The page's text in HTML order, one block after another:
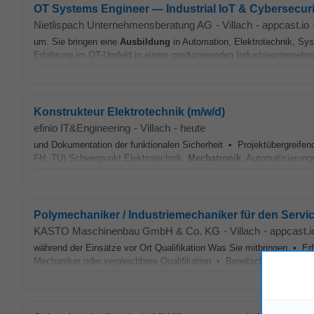
OT Systems Engineer — Industrial IoT &
Nietlispach Unternehmensberatung AG - Villach - appcast.io
um. Sie bringen eine Ausbildung in Automation, Elektrotechnik,
Erfahrung im OT-Umfeld in einem produzierenden
Konstrukteur Elektrotechnik (m/w/d)
efinio IT&Engineering - Villach - heute
und Dokumentation der funktionalen Sicherheit •
FH, TU) Schwerpunkt Elektrotechnik, Mechatronik ,
Polymechaniker / Industriemechaniker für den
KASTO Maschinenbau GmbH & Co. KG - Villach -
während der Einsätze vor Ort Qualifikation Was Sie mitbringen •
Mechaniker oder vergleichbare Qualifikation • Bereitschaft zu